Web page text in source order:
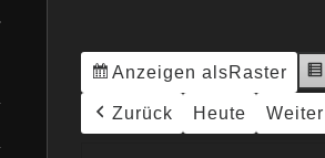
Anzeigen alsRaster
Zurück Heute Weiter